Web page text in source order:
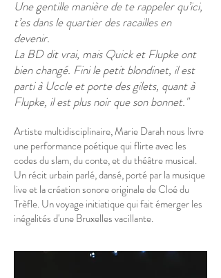
Une gentille manière de te rappeler qu’ici,
t’es dans le quartier des racailles en
devenir.
La BD dit vrai, mais Quick et Flupke ont
bien changé. Fini le petit blondinet, il est
parti à Uccle et porte des gilets, quant à
Flupke, il est plus noir que son bonnet."
Artiste multidisciplinaire, Marie Darah nous livre
une performance poétique qui flirte avec les
codes du slam, du conte, et du théâtre musical.
Un récit urbain parlé, dansé, porté par la musique
live et la création sonore originale de Cloé du
Trèfle. Un voyage initiatique qui fait émerger les
inégalités d'une Bruxelles vacillante.